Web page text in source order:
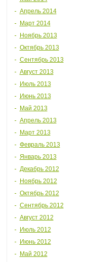
Апрель 2014
Март 2014
Ноябрь 2013
Октябрь 2013
Сентябрь 2013
Август 2013
Июль 2013
Июнь 2013
Май 2013
Апрель 2013
Март 2013
Февраль 2013
Январь 2013
Декабрь 2012
Ноябрь 2012
Октябрь 2012
Сентябрь 2012
Август 2012
Июль 2012
Июнь 2012
Май 2012